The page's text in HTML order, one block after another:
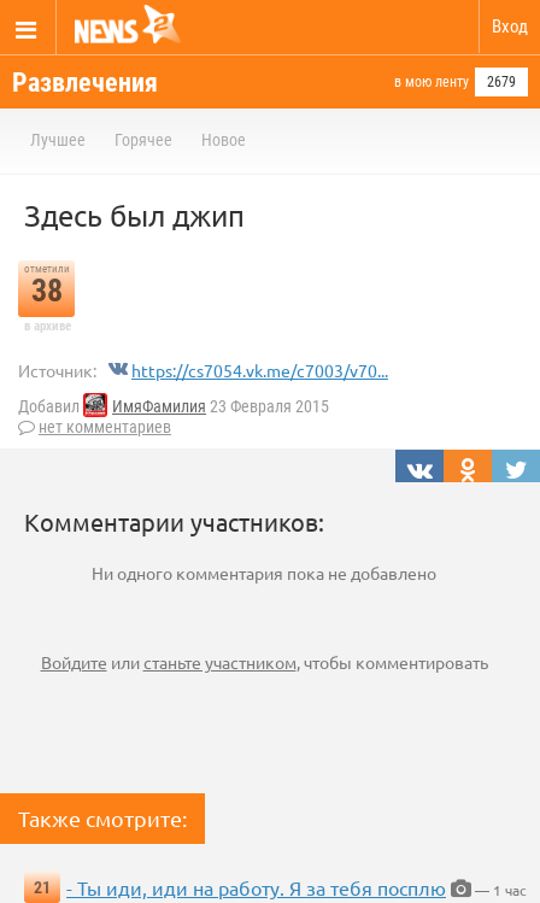
Вход
Развлечения в мою ленту 2679
Лучшее Горячее Новое
Здесь был джип
отметили
38
в архиве
Источник: https://cs7054.vk.me/c7003/v70...
Добавил ИмяФамилия 23 Февраля 2015
нет комментариев
Комментарии участников:
Ни одного комментария пока не добавлено
Войдите илистаньте участником, чтобы комментировать
Также смотрите:
21 - Ты иди, иди на работу. Я за тебя посплю
— 1 час